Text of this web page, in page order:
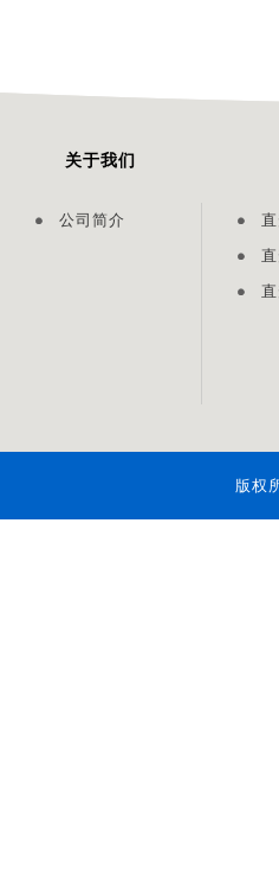
关于我们
公司简介
版权